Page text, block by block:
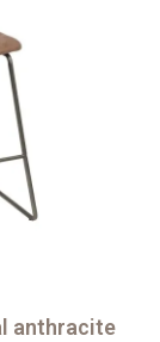
anthracite